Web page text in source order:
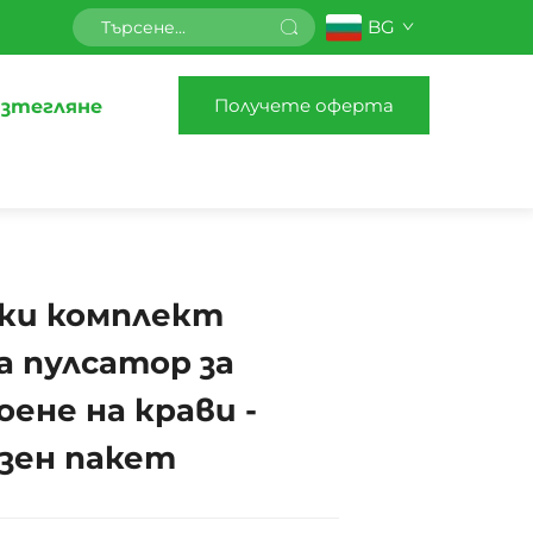
BG
Получете оферта
комплект
пулсатор за
на крави -
пакет